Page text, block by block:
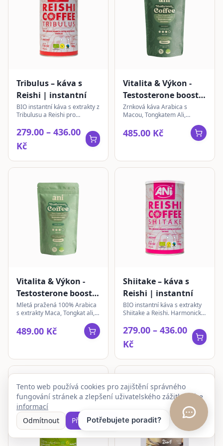
Tribulus – káva s
Reishi | instantní
BIO instantní káva s extrakty z
Tribulusu a Reishi pro
Veganská a bezlepková.
279.00 – 436.00
Kč
Vitalita & Výkon -
Testosterone booster
– Mushroom Coffee |
zrnková 350 g
Zrnková káva Arabica s
Macou, Tongkatem Ali,
pro vitalitu a výkon. Intenzivní
chuť tmavě pražené kávy.
485.00 Kč
Vitalita & Výkon -
Testosterone booster
– Mushroom Coffee |
mletá 350 g
Mletá pražená 100% Arabica
s extrakty Maca, Tongkat ali,
hormonální rovnováhu a
vitalitu.
489.00 Kč
Shiitake – káva s
Reishi | instantní
BIO instantní káva s extrakty
Shiitake a Reishi. Harmonický
a tradičními houbami.
279.00 – 436.00
Kč
Tento web používá cookies pro zajištění správného
fungování stránek a zlepšení uživatelského zážitku. Více
informací
Odmítnout
Přijmout vše